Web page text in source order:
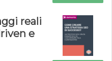
reali
e